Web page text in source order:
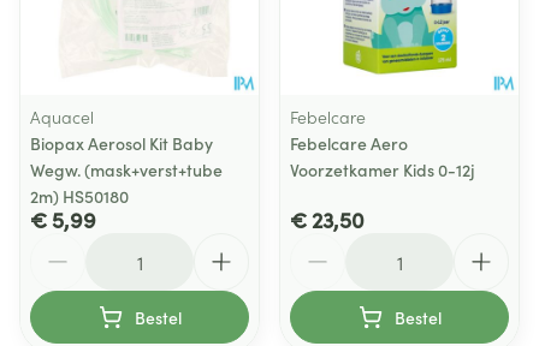
Aquacel
Biopax Aerosol Kit Baby
Wegw. (mask+verst+tube
2m) HS50180
€ 5,99
Bestel
Febelcare
Febelcare Aero
Voorzetkamer Kids 0-12j
€ 23,50
Bestel